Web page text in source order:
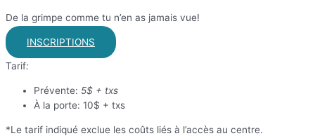
De la grimpe comme tu n’en as jamais vue!
INSCRIPTIONS
Tarif:
Prévente: 5$ + txs
À la porte: 10$ + txs
*Le tarif indiqué exclue les coûts liés à l’accès au centre.